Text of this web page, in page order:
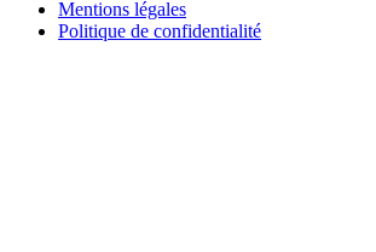
Mentions légales
Politique de confidentialité